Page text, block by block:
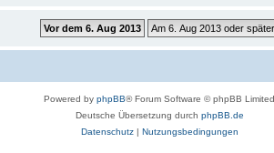
Powered by phpBB® Forum Software © phpBB Limited
Deutsche Übersetzung durch phpBB.de
Datenschutz| Nutzungsbedingungen